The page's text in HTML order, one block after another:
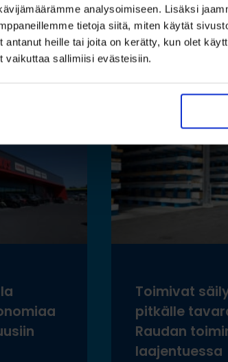
analysoimiseen. Lisäksi
tietoja siitä, miten käytät
antanut heille tai joita on kerätty, kun olet
vaikuttaa sallimiisi evästeisiin.
Tutustu
Toimivat
pitkälle
Raudan
laajentuessa